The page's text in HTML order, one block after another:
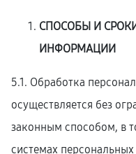
СПОСОБЫ И
ИНФОРМАЦИИ
5.1. Обработка
осуществляется без
законным способом, в
системах